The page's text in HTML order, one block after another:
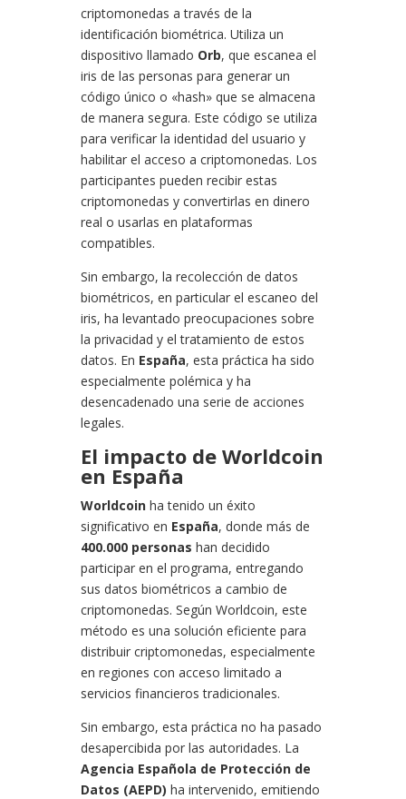
criptomonedas a través de la
identificación biométrica. Utiliza un
dispositivo llamado Orb, que escanea el
iris de las personas para generar un
código único o «hash» que se almacena
de manera segura. Este código se utiliza
para verificar la identidad del usuario y
habilitar el acceso a criptomonedas. Los
participantes pueden recibir estas
criptomonedas y convertirlas en dinero
real o usarlas en plataformas
compatibles.
Sin embargo, la recolección de datos
biométricos, en particular el escaneo del
iris, ha levantado preocupaciones sobre
la privacidad y el tratamiento de estos
datos. En España, esta práctica ha sido
especialmente polémica y ha
desencadenado una serie de acciones
legales.
El impacto de Worldcoin
en España
Worldcoinha tenido un éxito
significativo en España, donde más de
400.000 personas han decidido
participar en el programa, entregando
sus datos biométricos a cambio de
criptomonedas. Según Worldcoin, este
método es una solución eficiente para
distribuir criptomonedas, especialmente
en regiones con acceso limitado a
servicios financieros tradicionales.
Sin embargo, esta práctica no ha pasado
desapercibida por las autoridades. La
Agencia Española de Protección de
Datos (AEPD) ha intervenido, emitiendo